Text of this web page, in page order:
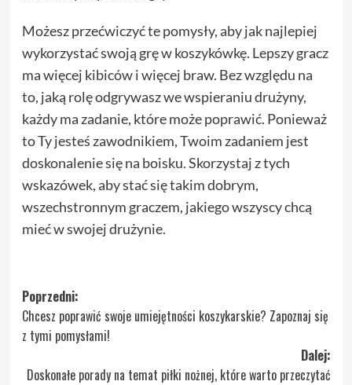
Możesz przećwiczyć te pomysły, aby jak najlepiej
wykorzystać swoją grę w koszykówkę. Lepszy gracz
ma więcej kibiców i więcej braw. Bez względu na
to, jaką rolę odgrywasz we wspieraniu drużyny,
każdy ma zadanie, które może poprawić. Ponieważ
to Ty jesteś zawodnikiem, Twoim zadaniem jest
doskonalenie się na boisku. Skorzystaj z tych
wskazówek, aby stać się takim dobrym,
wszechstronnym graczem, jakiego wszyscy chcą
mieć w swojej drużynie.
Zobacz
wpisy
Poprzedni:
Chcesz poprawić swoje umiejętności koszykarskie? Zapoznaj się
z tymi pomysłami!
Dalej:
Doskonałe porady na temat piłki nożnej, które warto przeczytać